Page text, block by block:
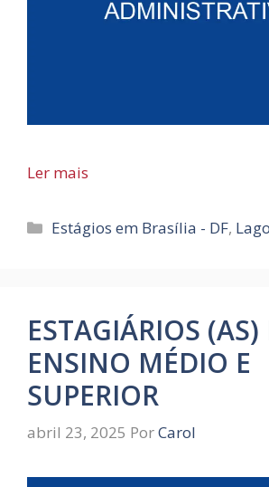
Ler mais
Categorias
Estágios em Brasília - DF,
ESTAGIÁRIOS (AS)
ENSINO MÉDIO E
SUPERIOR
abril 23, 2025 PorCarol